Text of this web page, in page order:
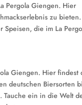
Pergola Giengen. Hier
zu bieten.
die im La
Giengen. Hier findest
deutschen Biersorten
Tauche ein in die Welt